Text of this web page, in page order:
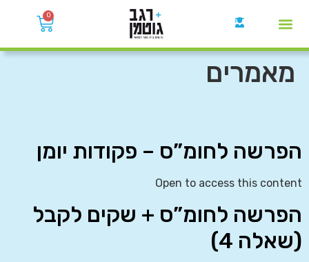
0
מאמרים
הפרשה לחומ”ס – פקודות יומן
Open to access this content
הפרשה לחומ”ס + שקים לקבל
(שאלה 4)